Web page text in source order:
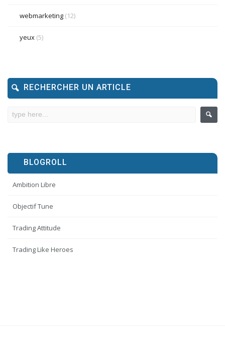
webmarketing (12)
yeux (5)
RECHERCHER UN ARTICLE
BLOGROLL
Ambition Libre
Objectif Tune
Trading Attitude
Trading Like Heroes